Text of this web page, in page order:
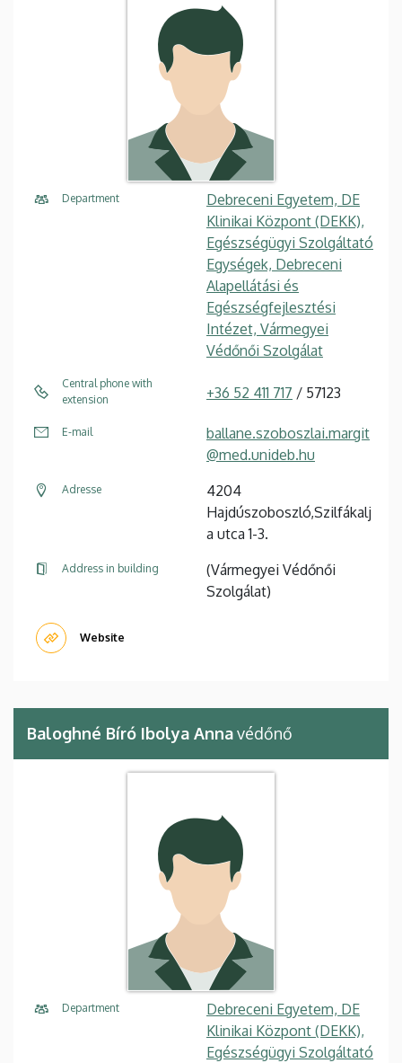
Department
Debreceni Egyetem, DE
Klinikai Központ (DEKK),
Egészségügyi Szolgáltató
Egységek, Debreceni
Alapellátási és
Egészségfejlesztési
Intézet, Vármegyei
Védőnői Szolgálat
Central phone with
extension
+36 52 411 717 / 57123
E-mail
ballane.szoboszlai.margit
@med.unideb.hu
Adresse
4204
Hajdúszoboszló,Szilfákalj
a utca 1-3.
Address in building
(Vármegyei Védőnői
Szolgálat)
Website
Baloghné Bíró Ibolya Annavédőnő
Department
Debreceni Egyetem, DE
Klinikai Központ (DEKK),
Egészségügyi Szolgáltató